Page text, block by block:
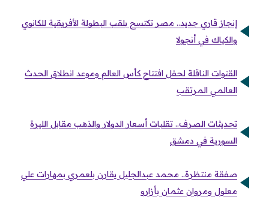
إنجاز قاري جديد.. مصر تكتسح بلقب البطولة الأفريقية للكانوي
والكياك في أنجولا
القنوات الناقلة لحفل افتتاح كأس العالم وموعد انطلاق الحدث
العالمي المرتقب
تحديثات الصرف.. تقلبات أسعار الدولار والذهب مقابل الليرة
السورية في دمشق
صفقة منتظرة.. محمد عبدالجليل يقارن بلعمري بمهارات علي
معلول ومروان عثمان بأزارو